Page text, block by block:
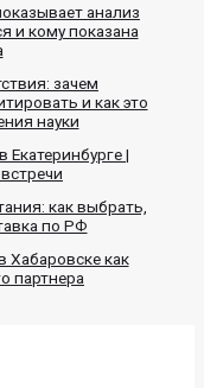
анализ
и кому показана
зачем
и как это
науки
Екатеринбурге |
как выбрать,
по РФ
Хабаровске как
партнера